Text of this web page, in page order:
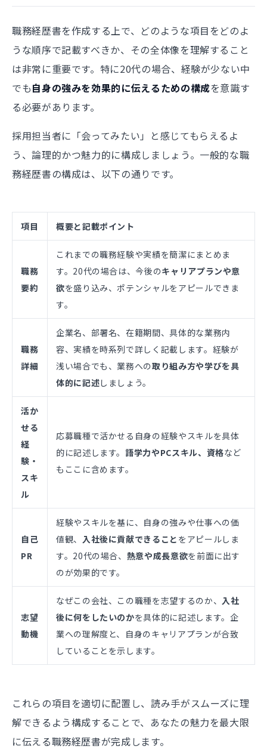
職務経歴書を作成する上で、どのような項目をどのよ
うな順序で記載すべきか、その全体像を理解すること
は非常に重要です。特に20代の場合、経験が少ない中
でも自身の強みを効果的に伝えるための構成を意識す
る必要があります。
採用担当者に「会ってみたい」と感じてもらえるよ
う、論理的かつ魅力的に構成しましょう。一般的な職
務経歴書の構成は、以下の通りです。
項目 概要と記載ポイント
職務
要約
これまでの職務経験や実績を簡潔にまとめま
す。20代の場合は、今後のキャリアプランや意
欲を盛り込み、ポテンシャルをアピールできま
す。
職務
詳細
企業名、部署名、在籍期間、具体的な業務内
容、実績を時系列で詳しく記載します。経験が
浅い場合でも、業務への取り組み方や学びを具
体的に記述しましょう。
活か
せる
経
験・
スキ
ル
応募職種で活かせる自身の経験やスキルを具体
的に記述します。語学力やPCスキル、資格など
もここに含めます。
自己
PR
経験やスキルを基に、自身の強みや仕事への価
値観、
入社後に貢献できること をアピールしま
す。20代の場合、 熱意や成長意欲を前面に出す
のが効果的です。
志望
動機
なぜこの会社、この職種を志望するのか、 入社
後に何をしたいのかを具体的に記述します。企
業への理解度と、自身のキャリアプランが合致
していることを示します。
これらの項目を適切に配置し、読み手がスムーズに理
解できるよう構成することで、あなたの魅力を最大限
に伝える職務経歴書が完成します。